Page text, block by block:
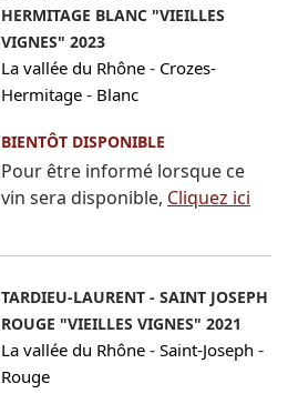
HERMITAGE BLANC "VIEILLES
VIGNES" 2023
La vallée du Rhône - Crozes-
Hermitage - Blanc
BIENTÔT DISPONIBLE
Pour être informé lorsque ce
vin sera disponible, Cliquez ici
TARDIEU-LAURENT - SAINT JOSEPH
ROUGE "VIEILLES VIGNES" 2021
La vallée du Rhône - Saint-Joseph -
Rouge